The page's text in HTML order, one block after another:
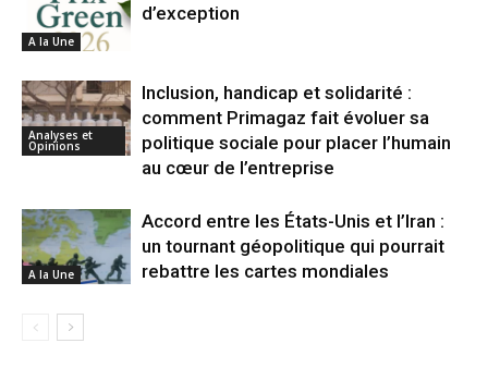
A la Une
d’exception
Analyses et
Opinions
Inclusion, handicap et solidarité :
comment Primagaz fait évoluer sa
politique sociale pour placer l’humain
au cœur de l’entreprise
A la Une
Accord entre les États-Unis et l’Iran :
un tournant géopolitique qui pourrait
rebattre les cartes mondiales